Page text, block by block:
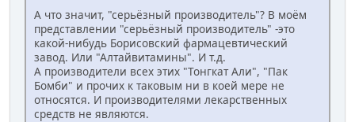
А что значит, "серьёзный производитель"? В моём
представлении "серьёзный производитель" -это
какой-нибудь Борисовский фармацевтический
завод. Или "Алтайвитамины". И т.д.
А производители всех этих "Тонгкат Али", "Пак
Бомби" и прочих к таковым ни в коей мере не
относятся. И производителями лекарственных
средств не являются.